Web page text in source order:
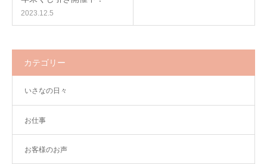
2023.12.5
カテゴリー
いさなの日々
お仕事
お客様のお声